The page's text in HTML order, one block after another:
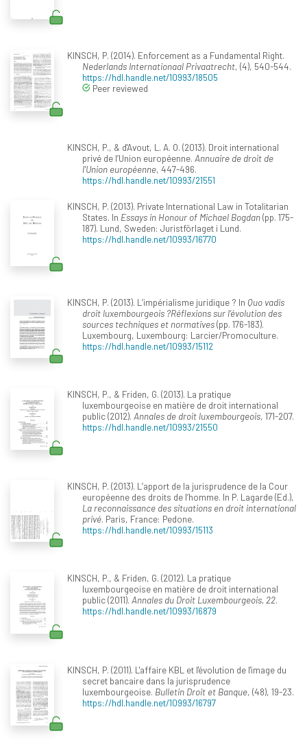
KINSCH, P. (2014). Enforcement as a Fundamental Right.
Nederlands Internationaal Privaatrecht, (4), 540-544.
https://hdl.handle.net/10993/18505
Peer reviewed
KINSCH, P., & d'Avout, L. A. O. (2013). Droit international
privé de l’Union européenne. Annuaire de droit de
l'Union européenne, 447-496.
https://hdl.handle.net/10993/21551
KINSCH, P. (2013). Private International Law in Totalitarian
States. In Essays in Honour of Michael Bogdan(pp. 175-
187). Lund, Sweden: Juristförlaget i Lund.
https://hdl.handle.net/10993/16770
KINSCH, P. (2013). L’impérialisme juridique ? In Quo vadis
droit luxembourgeois ?Réflexions sur l’évolution des
sources techniques et normatives(pp. 176-183).
Luxembourg, Luxembourg: Larcier/Promoculture.
https://hdl.handle.net/10993/15112
KINSCH, P., & Friden, G. (2013). La pratique
luxembourgeoise en matière de droit international
public (2012). Annales de droit luxembourgeois, 171-207.
https://hdl.handle.net/10993/21550
KINSCH, P. (2013). L’apport de la jurisprudence de la Cour
européenne des droits de l’homme. In P. Lagarde (Ed.),
La reconnaissance des situations en droit international
privé. Paris, France: Pedone.
https://hdl.handle.net/10993/15113
KINSCH, P., & Friden, G. (2012). La pratique
luxembourgeoise en matière de droit international
public (2011). Annales du Droit Luxembourgeois, 22.
https://hdl.handle.net/10993/16879
KINSCH, P. (2011). L'affaire KBL et l'évolution de l'image du
secret bancaire dans la jurisprudence
luxembourgeoise. Bulletin Droit et Banque, (48), 19-23.
https://hdl.handle.net/10993/16797